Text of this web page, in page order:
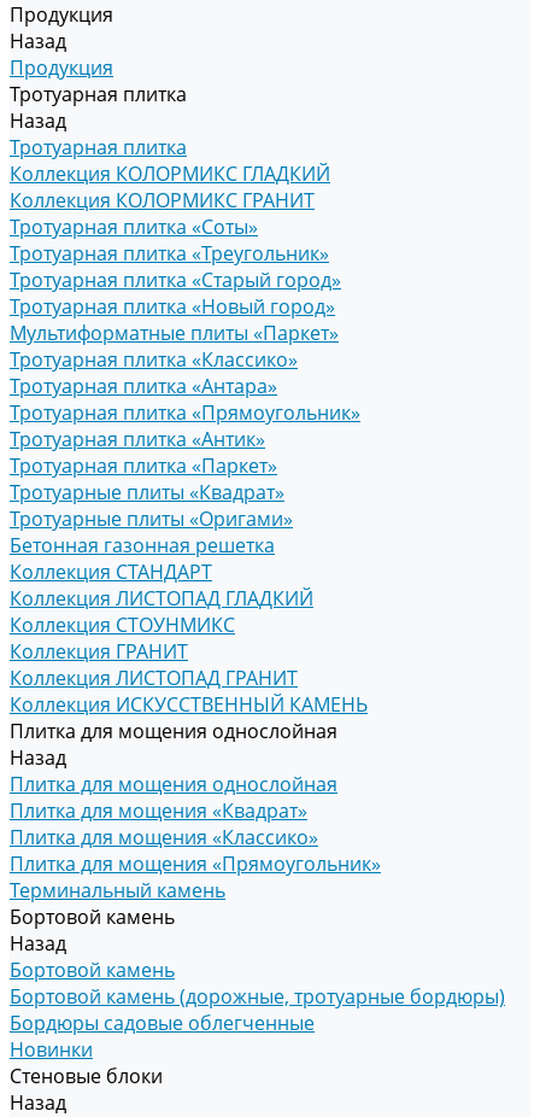
Продукция
Назад
Продукция
Тротуарная плитка
Назад
Тротуарная плитка
Коллекция КОЛОРМИКС ГЛАДКИЙ
Коллекция КОЛОРМИКС ГРАНИТ
Тротуарная плитка «Соты»
Тротуарная плитка «Треугольник»
Тротуарная плитка «Старый город»
Тротуарная плитка «Новый город»
Мультиформатные плиты «Паркет»
Тротуарная плитка «Классико»
Тротуарная плитка «Антара»
Тротуарная плитка «Прямоугольник»
Тротуарная плитка «Антик»
Тротуарная плитка «Паркет»
Тротуарные плиты «Квадрат»
Тротуарные плиты «Оригами»
Бетонная газонная решетка
Коллекция СТАНДАРТ
Коллекция ЛИСТОПАД ГЛАДКИЙ
Коллекция СТОУНМИКС
Коллекция ГРАНИТ
Коллекция ЛИСТОПАД ГРАНИТ
Коллекция ИСКУССТВЕННЫЙ КАМЕНЬ
Плитка для мощения однослойная
Назад
Плитка для мощения однослойная
Плитка для мощения «Квадрат»
Плитка для мощения «Классико»
Плитка для мощения «Прямоугольник»
Терминальный камень
Бортовой камень
Назад
Бортовой камень
Бортовой камень (дорожные, тротуарные бордюры)
Бордюры садовые облегченные
Новинки
Стеновые блоки
Назад